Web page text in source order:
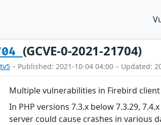
(GCVE-0-2021-21704)
– Published: 2021-10-04 04:00 – Updated:
Multiple vulnerabilities in Firebird
In PHP versions 7.3.x below 7.3.29,
server could cause crashes in various